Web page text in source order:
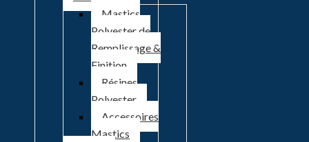
Mastics
Polyester de
Remplissage &
Finition
Résines
Polyester
Accessoires
Mastics